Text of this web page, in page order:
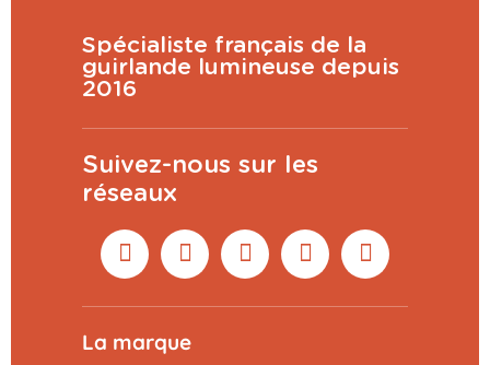
Spécialiste français de la
guirlande lumineuse depuis
2016
Suivez-nous sur les
réseaux
La marque